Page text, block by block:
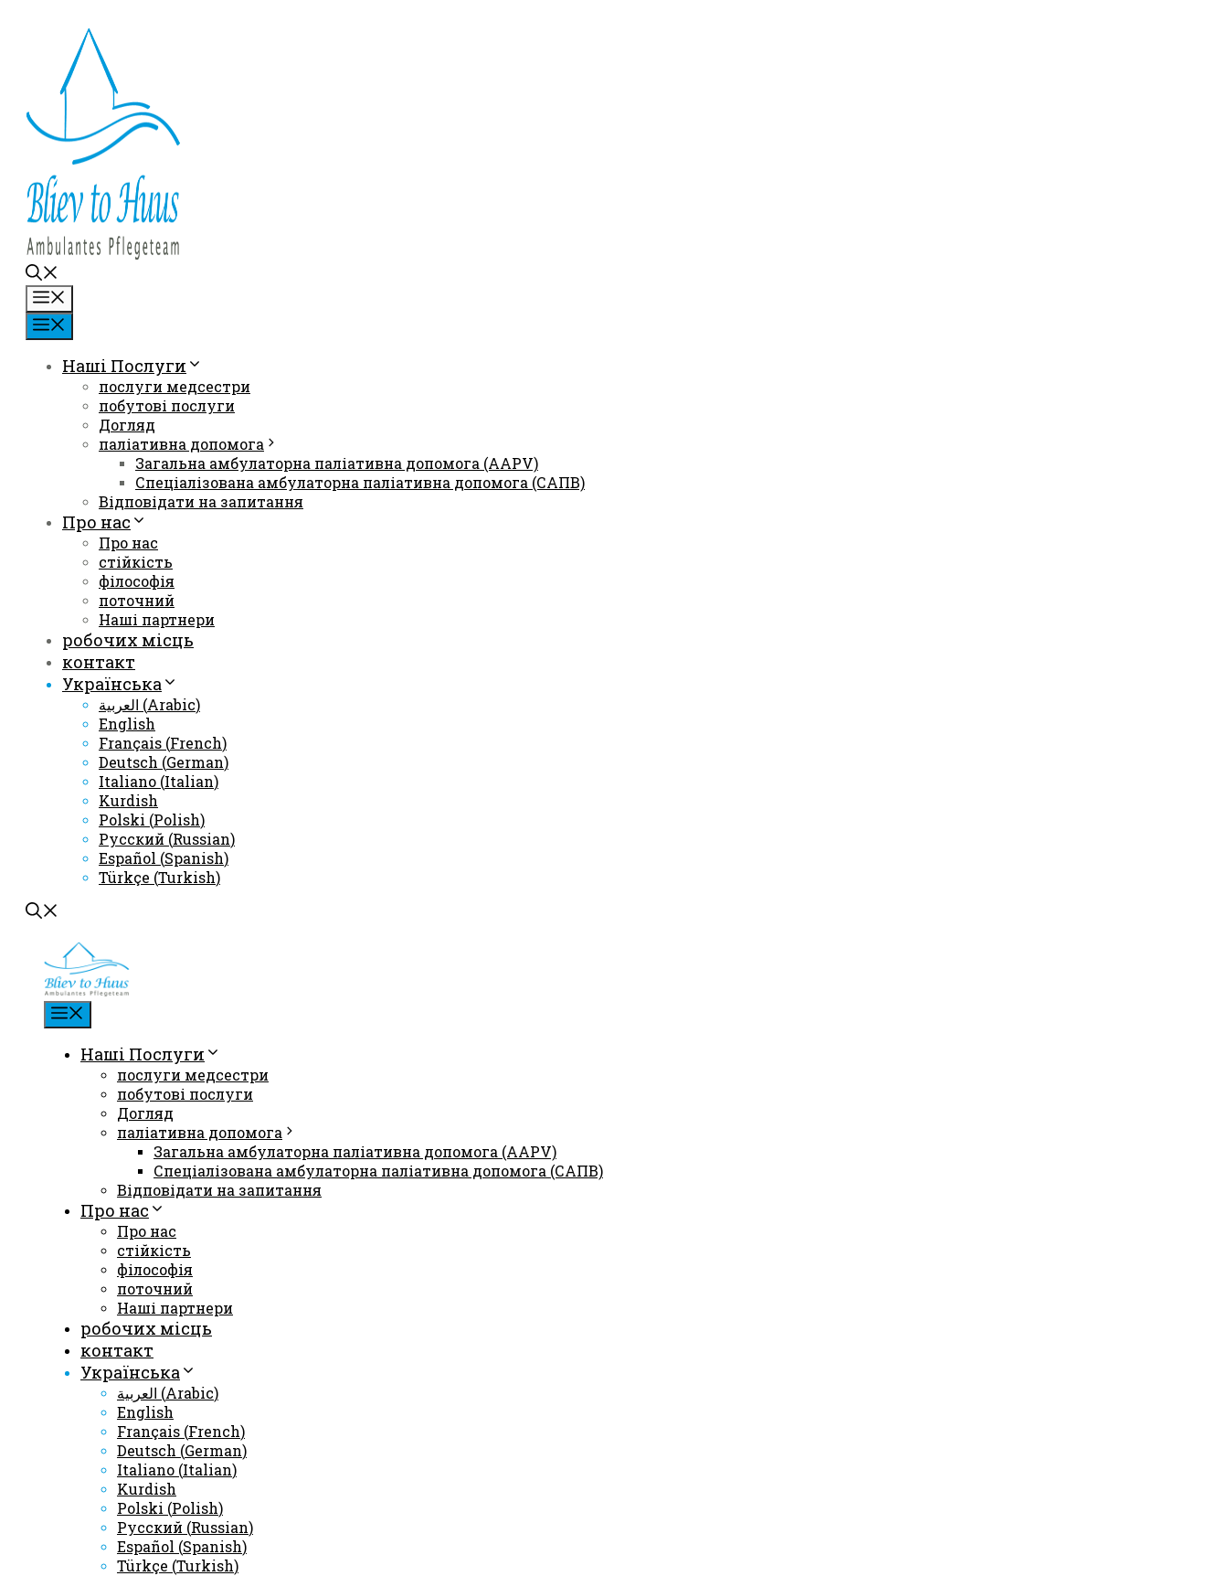
Наші Послуги
послуги медсестри
побутові послуги
Догляд
паліативна допомога
Загальна амбулаторна паліативна допомога (AAPV)
Спеціалізована амбулаторна паліативна допомога (САПВ)
Відповідати на запитання
Про нас
Про нас
стійкість
філософія
поточний
Наші партнери
робочих місць
контакт
Українська
العربية (Arabic)
English
Français (French)
Deutsch (German)
Italiano (Italian)
Kurdish
Polski (Polish)
Русский (Russian)
Español (Spanish)
Türkçe (Turkish)
Наші Послуги
послуги медсестри
побутові послуги
Догляд
паліативна допомога
Загальна амбулаторна паліативна допомога (AAPV)
Спеціалізована амбулаторна паліативна допомога (САПВ)
Відповідати на запитання
Про нас
Про нас
стійкість
філософія
поточний
Наші партнери
робочих місць
контакт
Українська
العربية (Arabic)
English
Français (French)
Deutsch (German)
Italiano (Italian)
Kurdish
Polski (Polish)
Русский (Russian)
Español (Spanish)
Türkçe (Turkish)